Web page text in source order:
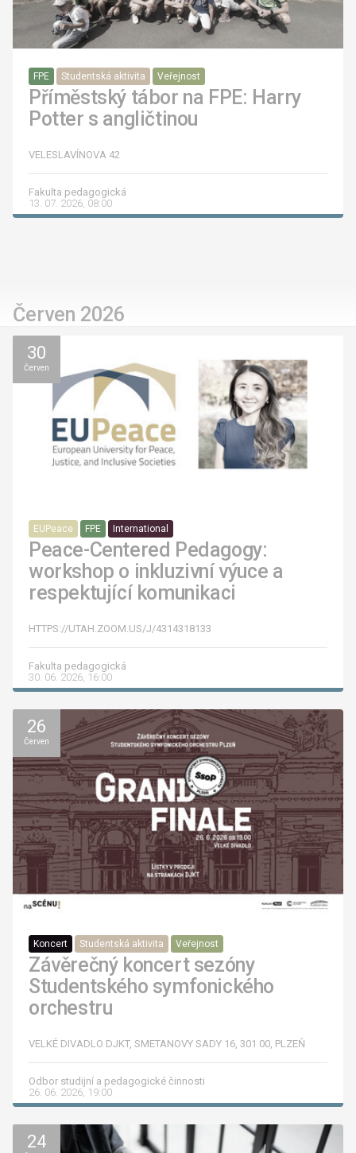
FPE Studentská aktivita Veřejnost
Příměstský tábor na FPE: Harry
Potter s angličtinou
VELESLAVÍNOVA 42
Fakulta pedagogická
13. 07. 2026, 08:00
Červen 2026
30
Červen
EUPeace FPE International
Peace-Centered Pedagogy:
workshop o inkluzivní výuce a
respektující komunikaci
HTTPS://UTAH.ZOOM.US/J/4314318133
Fakulta pedagogická
30. 06. 2026, 16:00
26
Červen
Koncert Studentská aktivita Veřejnost
Závěrečný koncert sezóny
Studentského symfonického
orchestru
VELKÉ DIVADLO DJKT, SMETANOVY SADY 16, 301 00, PLZEŇ
Odbor studijní a pedagogické činnosti
26. 06. 2026, 19:00
24